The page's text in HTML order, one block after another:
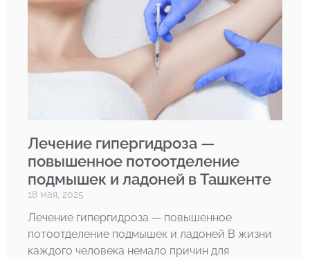
Лечение гипергидроза —
повышенное потоотделение
подмышек и ладоней в Ташкенте
18 мая, 2025
Лечение гипергидроза — повышенное
потоотделение подмышек и ладоней В жизни
каждого человека немало причин для